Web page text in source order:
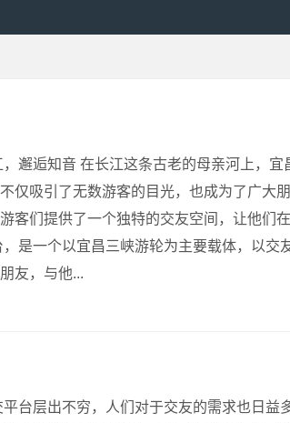
邂逅知音 在长江这条古老的母亲河上，宜
仅吸引了无数游客的目光，也成为了广大
客们提供了一个独特的交友空间，让他们
是一个以宜昌三峡游轮为主要载体，以交
友，与他...
台层出不穷，人们对于交友的需求也日益